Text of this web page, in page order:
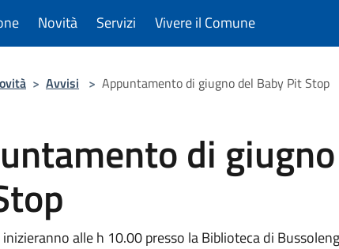
Novità Servizi Vivere il Comune
> Avvisi > Appuntamento di giugno del Baby Pit Stop
di
alle h 10.00 presso la Biblioteca di